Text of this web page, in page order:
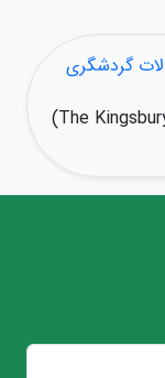
گردشگری
معرفی هتل کینگزبری کلمبو (The Kingsbury Colombo)